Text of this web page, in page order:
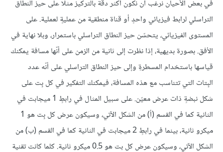
في بعض الأحيان نرغب أن نكون أكثر دقة بالتركيز مثلًا على حيز النطاق
التراسلي لرابط فيزيائي واحدٍ أو قناة منطقية من عمليةٍ لعملية. على
المستوى الفيزيائي، يتحسّن حيز النطاق التراسلي باستمرار، وبلا نهاية في
الأفق. بصورة بديهية، إذا نظرت إلى ثانية من الزمن على أنّها مسافة يمكنك
قياسها باستخدام المسطرةِ وإلى حيز النطاق التراسلي على أنّه عدد
البِتات التي تتناسب مع هذه المسافة، فيمكنك التفكير في كل بِت على
شكل نبضةٍ ذات عرض معيّن. على سبيل المثال في رابطٍ 1 ميجابت في
الثانية كما في القسم (أ) من الشكل الآتي، وسيكون عرض كل بِت هو 1
ميكرو ثانية، بينما في رابطٍ 2 ميجابت في الثانية كما في القسم (ب) من
الشكل الآتي، وسيكون عرض كل بت هو 0.5 ميكرو ثانية. كلما كانت تقنية